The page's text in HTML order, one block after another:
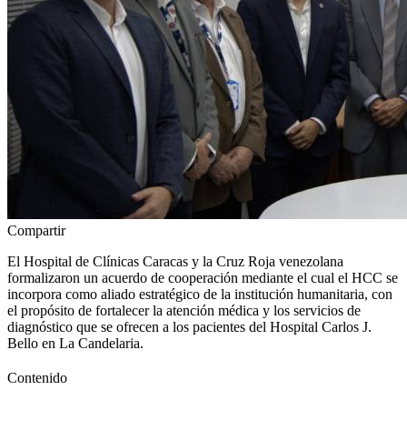
Compartir
El Hospital de Clínicas Caracas y la Cruz Roja venezolana
formalizaron un acuerdo de cooperación mediante el cual el HCC se
incorpora como aliado estratégico de la institución humanitaria, con
el propósito de fortalecer la atención médica y los servicios de
diagnóstico que se ofrecen a los pacientes del Hospital Carlos J.
Bello en La Candelaria.
Contenido